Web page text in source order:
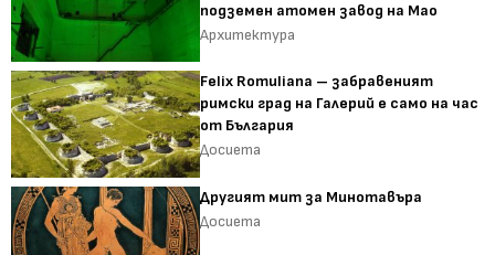
подземен атомен завод на Мао
Архитектура
Felix Romuliana – забравеният
римски град на Галерий е само на час
от България
Досиета
Другият мит за Минотавъра
Досиета